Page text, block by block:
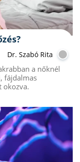
Dr. Szabó Rita
a nőknél
fájdalmas
okozva.